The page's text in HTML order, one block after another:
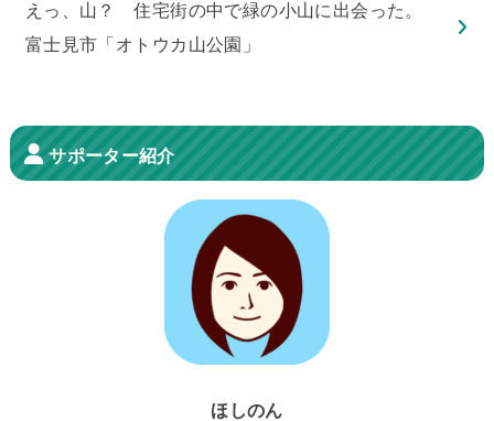
えっ、山？ 住宅街の中で緑の小山に出会った。
富士見市「オトウカ山公園」
サポーター紹介
ほしのん